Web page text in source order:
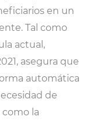
en un
Tal como
actual,
asegura que
automática
de
la